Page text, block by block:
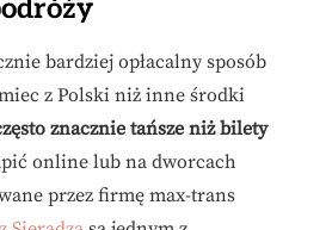
bardziej opłacalny sposób
z Polski niż inne środki
znacznie tańsze niż bilety
online lub na dworcach
przez firmę max-trans